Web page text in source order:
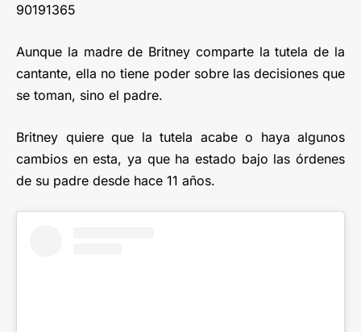
90191365
Aunque la madre de Britney comparte la tutela de la
cantante, ella no tiene poder sobre las decisiones que
se toman, sino el padre.
Britney quiere que la tutela acabe o haya algunos
cambios en esta, ya que ha estado bajo las órdenes
de su padre desde hace 11 años.